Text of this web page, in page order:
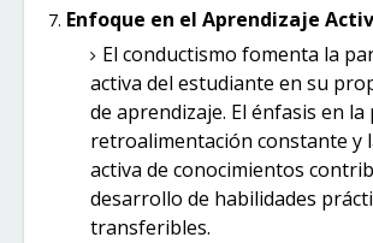
Enfoque en el Aprendizaje
El conductismo fomenta la
activa del estudiante en su
de aprendizaje. El énfasis en la
retroalimentación constante y
activa de conocimientos
desarrollo de habilidades
transferibles.